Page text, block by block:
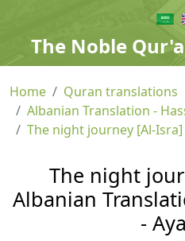
The Noble
Home
Quran translations
Albanian Translation -
The night journey [Al-Isra]
The night
Albanian
-